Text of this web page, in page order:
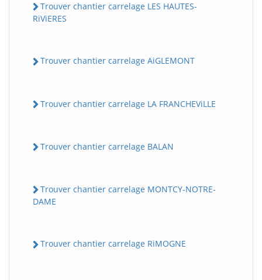
Trouver chantier carrelage LES HAUTES-
RiViERES
Trouver chantier carrelage AiGLEMONT
Trouver chantier carrelage LA FRANCHEViLLE
Trouver chantier carrelage BALAN
Trouver chantier carrelage MONTCY-NOTRE-
DAME
Trouver chantier carrelage RiMOGNE